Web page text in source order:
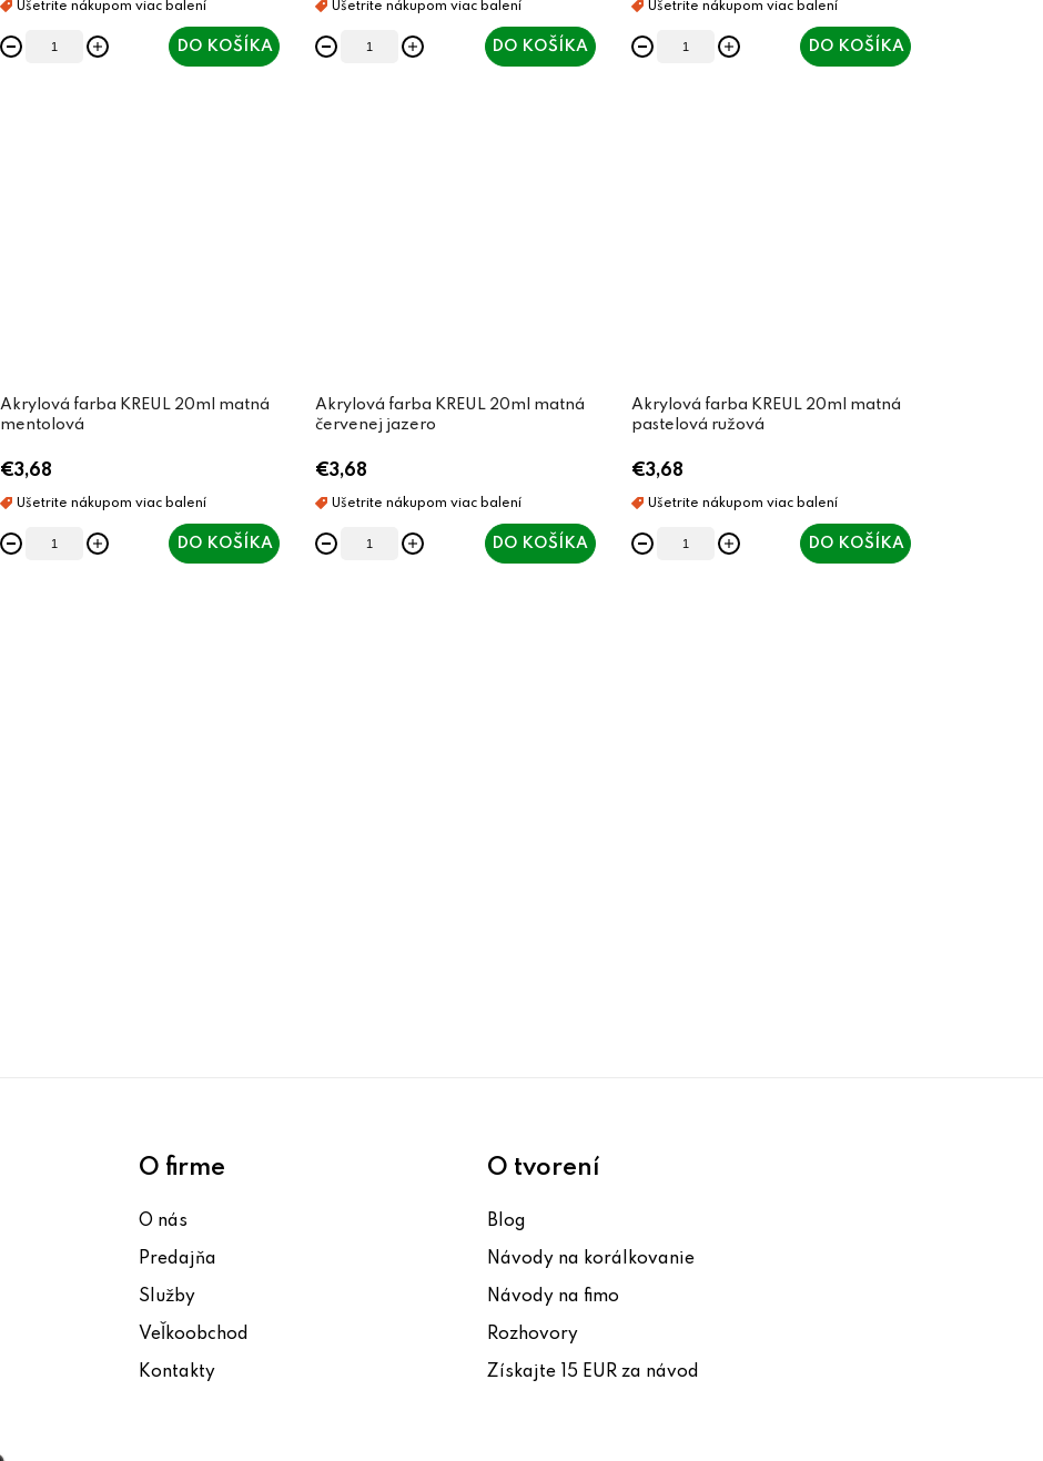
DO KOŠÍKA DO KOŠÍKA DO KOŠÍKA
Akrylová farba KREUL 20ml matná
mentolová
€3,68
DO KOŠÍKA
Akrylová farba KREUL 20ml matná
červenej jazero
€3,68
DO KOŠÍKA
Akrylová farba KREUL 20ml matná
pastelová ružová
€3,68
DO KOŠÍKA
O firme
O nás
Predajňa
Služby
Veľkoobchod
Kontakty
O tvorení
Blog
Návody na korálkovanie
Návody na fimo
Rozhovory
Získajte 15 EUR za návod